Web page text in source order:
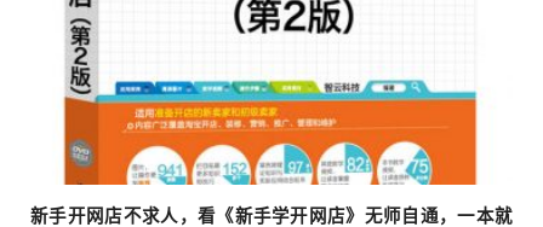
新手开网店不求人，看《新手学开网店》无师自通，一本就